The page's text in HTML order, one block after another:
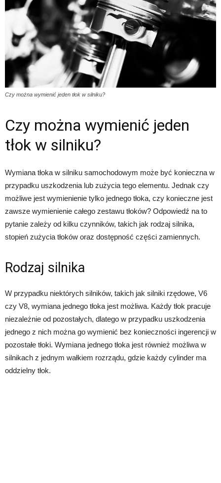
Czy można wymienić jeden tłok w silniku?
Czy można wymienić jeden
tłok w silniku?
Wymiana tłoka w silniku samochodowym może być konieczna w
przypadku uszkodzenia lub zużycia tego elementu. Jednak czy
możliwe jest wymienienie tylko jednego tłoka, czy konieczne jest
zawsze wymienienie całego zestawu tłoków? Odpowiedź na to
pytanie zależy od kilku czynników, takich jak rodzaj silnika,
stopień zużycia tłoków oraz dostępność części zamiennych.
Rodzaj silnika
W przypadku niektórych silników, takich jak silniki rzędowe, V6
czy V8, wymiana jednego tłoka jest możliwa. Każdy tłok pracuje
niezależnie od pozostałych, dlatego w przypadku uszkodzenia
jednego z nich można go wymienić bez konieczności ingerencji w
pozostałe tłoki. Wymiana jednego tłoka jest również możliwa w
silnikach z jednym wałkiem rozrządu, gdzie każdy cylinder ma
oddzielny tłok.